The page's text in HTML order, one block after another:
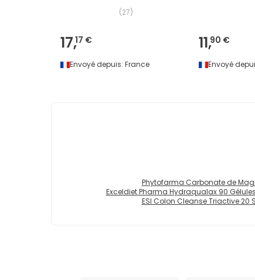
(27)
17,17 €
Envoyé depuis: France
11,90 €
Envoyé
Phytofarma Carbonate de
Exceldiet Pharma Hydraqualax 90 Gélules
ESI Colon Cleanse Triactive 20